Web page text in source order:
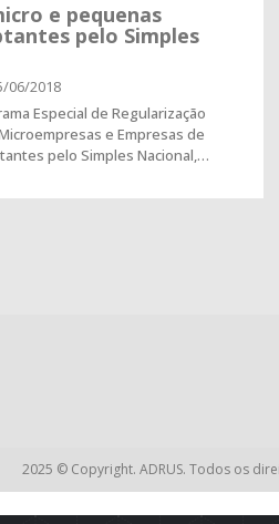
e pequenas
pelo Simples
06/2018
Especial de Regularização
e Empresas de
pelo Simples Nacional,…
2025 © Copyright. ADRUS. Todos os